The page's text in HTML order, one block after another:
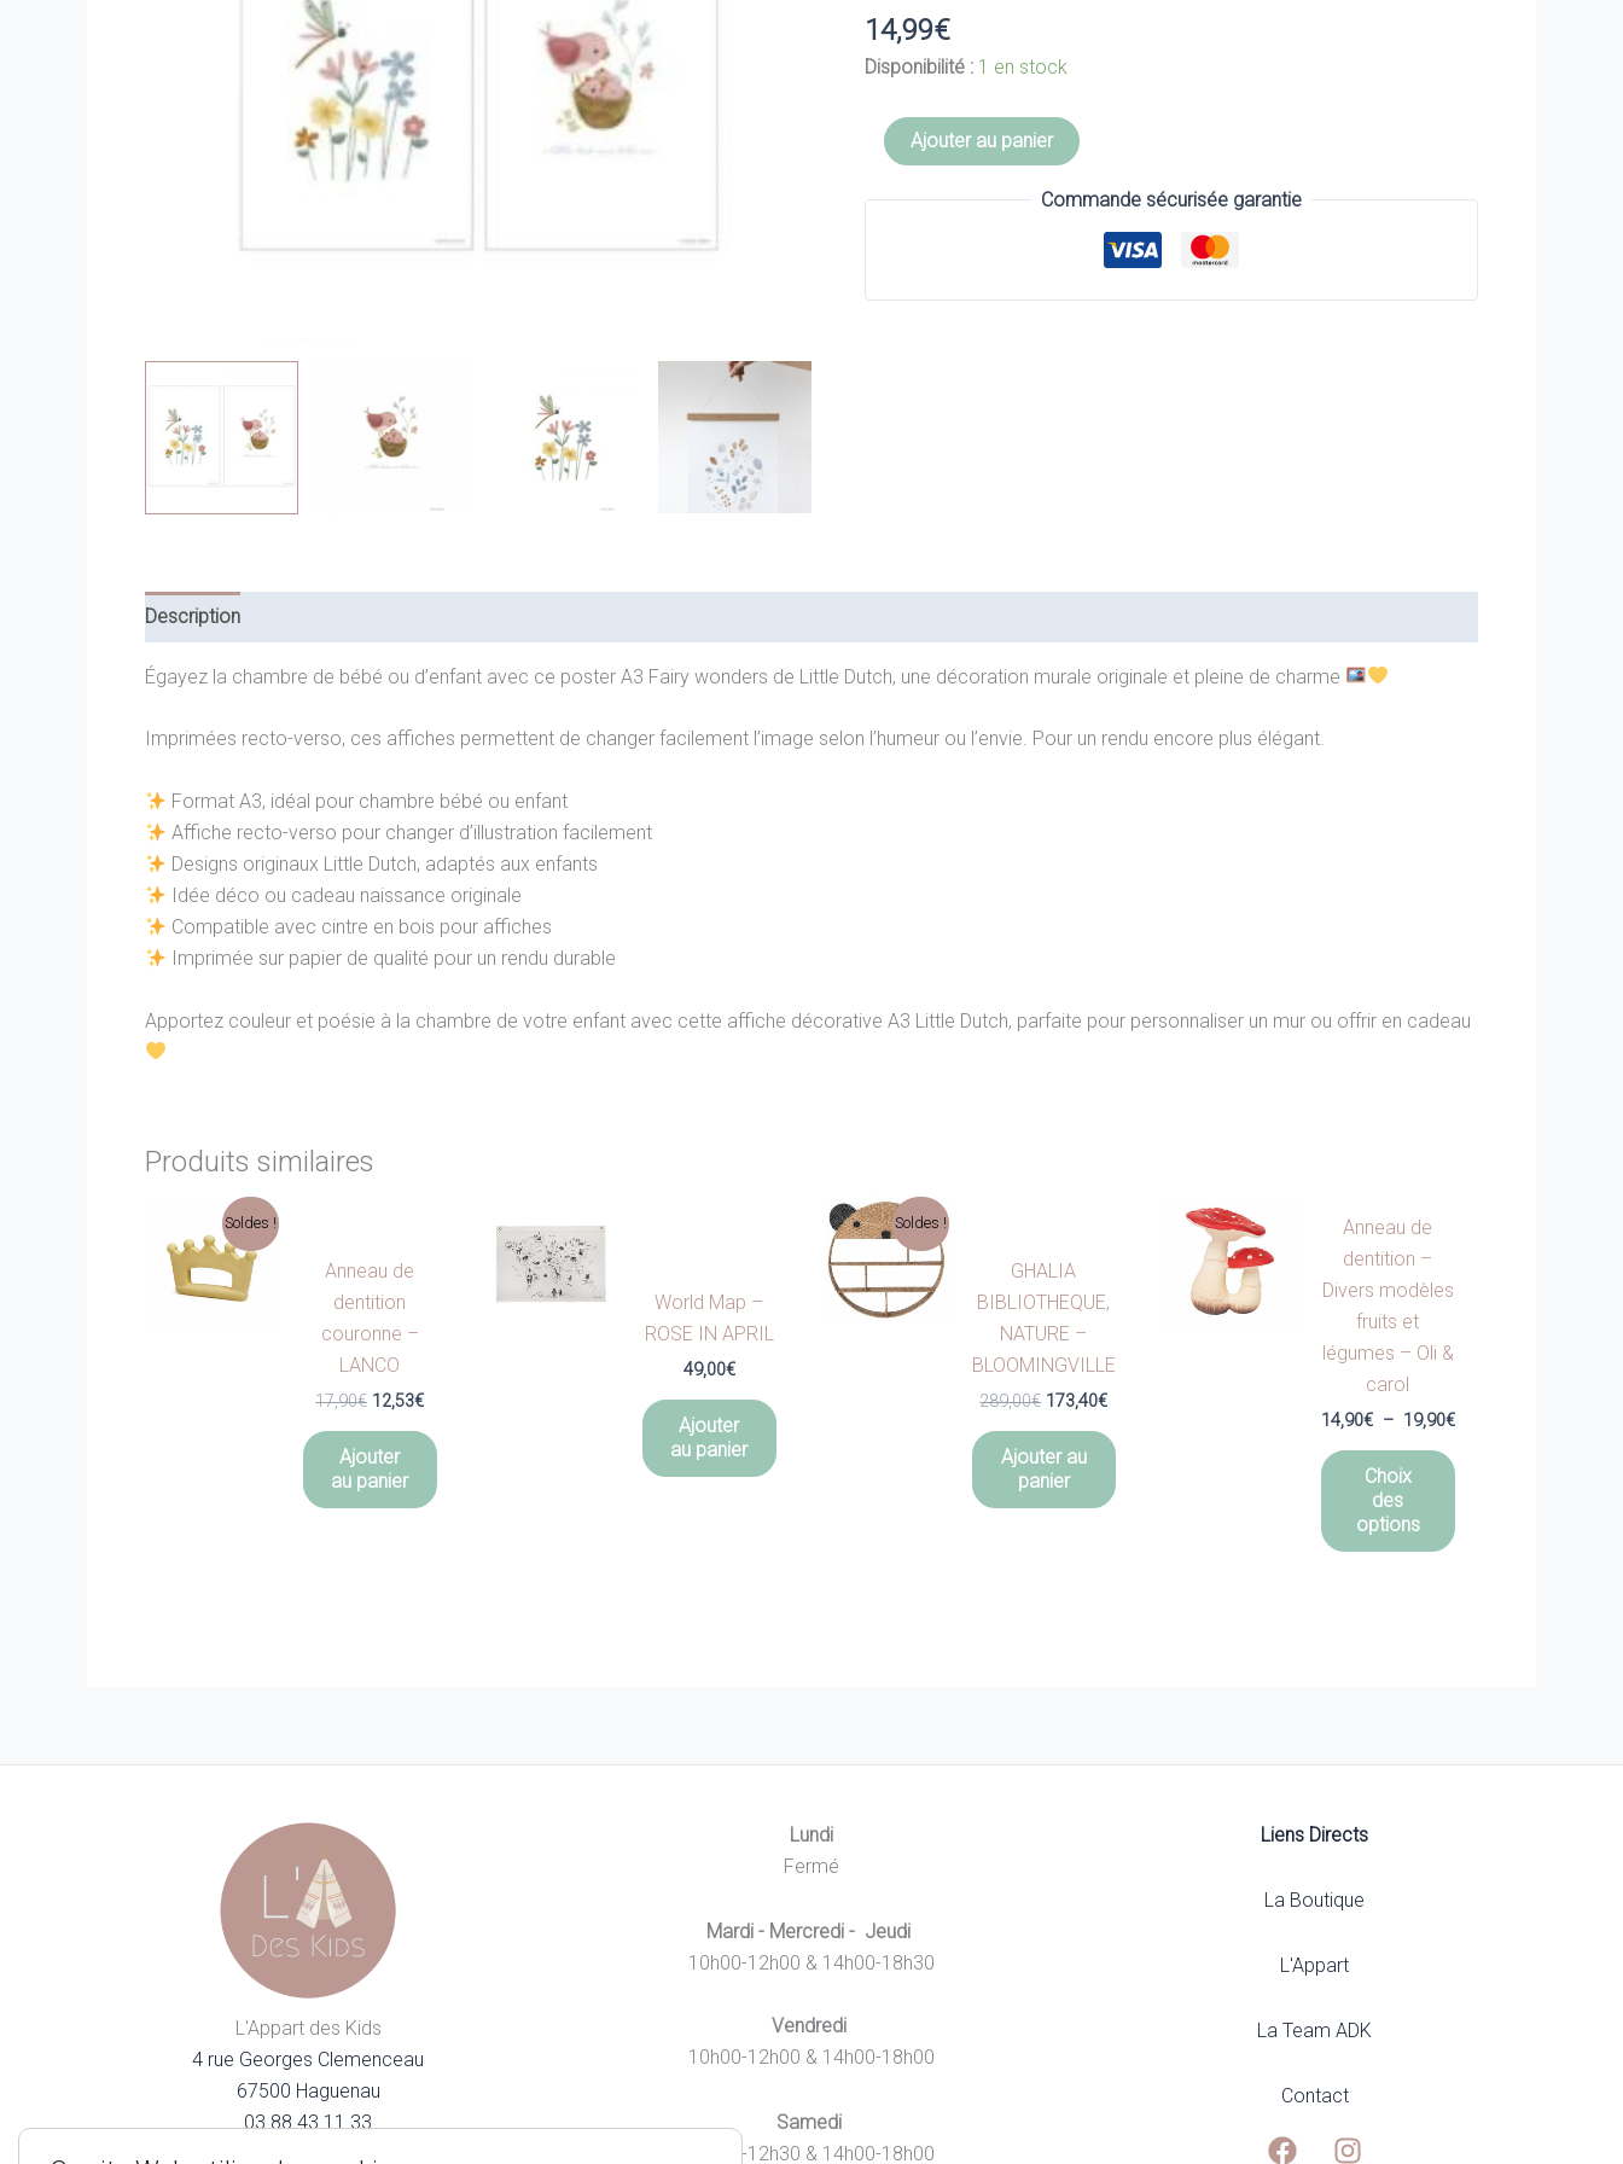
14,99€
Disponibilité : 1 en stock
quantitéAjouter au panier
Commande sécurisée garantie
Description
Égayez la chambre de bébé ou d’enfant avec ce poster A3 Fairy wonders de Little Dutch, une décoration murale originale et pleine de charme
Imprimées recto-verso, ces affiches permettent de changer facilement l’image selon l’humeur ou l’envie. Pour un rendu encore plus élégant.
Format A3, idéal pour chambre bébé ou enfant
Affiche recto-verso pour changer d’illustration facilement
Designs originaux Little Dutch, adaptés aux enfants
Idée déco ou cadeau naissance originale
Compatible avec cintre en bois pour affiches
Imprimée sur papier de qualité pour un rendu durable
Apportez couleur et poésie à la chambre de votre enfant avec cette affiche décorative A3 Little Dutch, parfaite pour personnaliser un mur ou offrir en cadeau
Produits similaires
Soldes !
Anneau de
dentition
couronne –
LANCO
17,90€ Le
était :
17,90€.
12,53€Le
actuel
12,53€.
Ajouter
au panier
World Map –
ROSE IN APRIL
49,00€
Ajouter
au panier
Soldes !
GHALIA
BIBLIOTHEQUE,
NATURE –
BLOOMINGVILLE
289,00€ Le
était :
289,00€.
173,40€Le
actuel
173,40€.
Ajouter au
panier
Anneau de
dentition –
Divers modèles
fruits et
légumes – Oli &
carol
14,90€ – 19,90€Plage
prix :
19,90€
Choix
des
options
sur
L'Appart des Kids
4 rue Georges Clemenceau
67500 Haguenau
03.88.43.11.33
Lundi
Fermé
Mardi - Mercredi - Jeudi
10h00-12h00 & 14h00-18h30
Vendredi
10h00-12h00 & 14h00-18h00
Samedi
10h00-12h30 & 14h00-18h00
Liens Directs
La Boutique
L'Appart
La Team ADK
Contact